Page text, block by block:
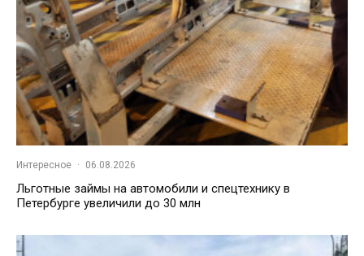
Интересное · 06.08.2026
Льготные займы на автомобили и спецтехнику в
Петербурге увеличили до 30 млн